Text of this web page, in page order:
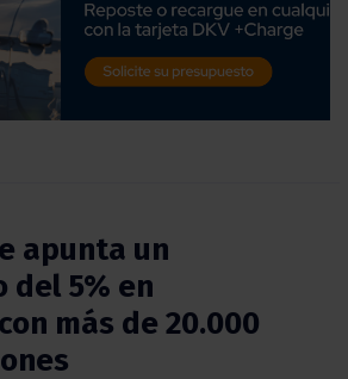
apunta un
del 5% en
más de 20.000